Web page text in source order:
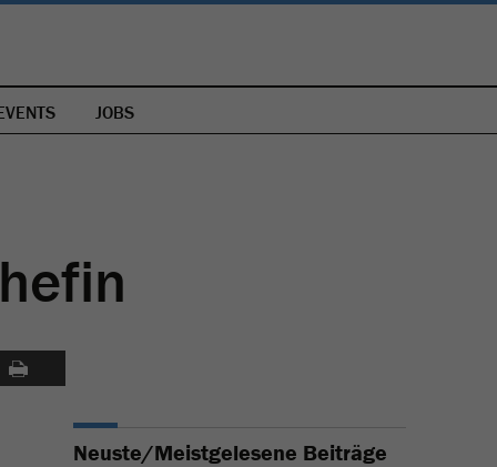
JOBS
Neuste/Meistgelesene Beiträge